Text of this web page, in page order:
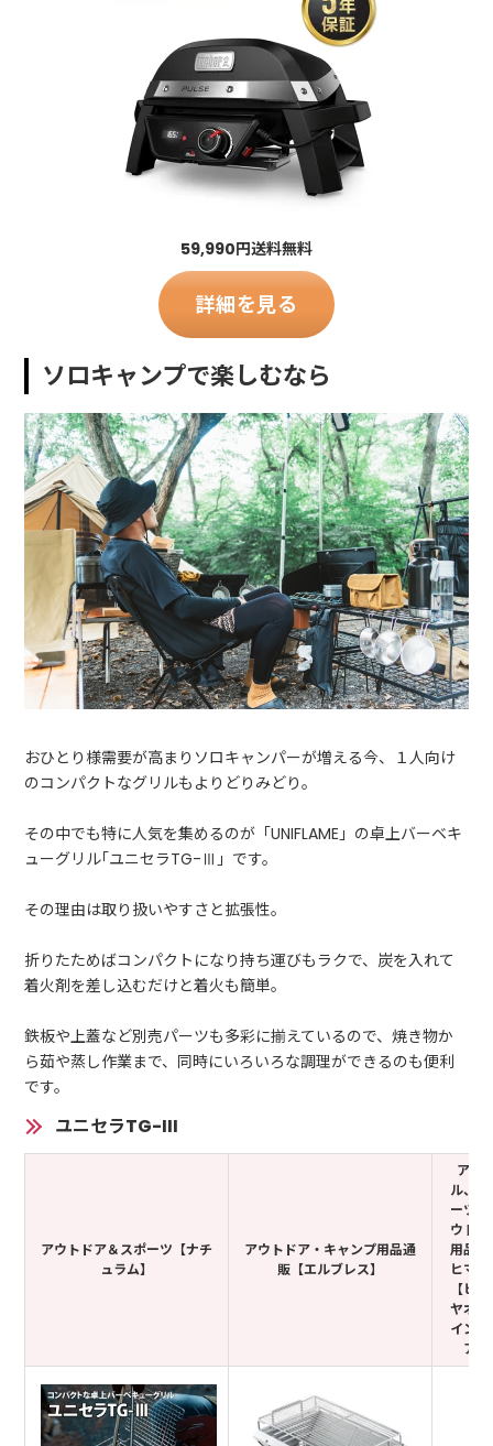
59,990円送料無料
詳細を見る
ソロキャンプで楽しむなら
おひとり様需要が高まりソロキャンパーが増える今、１人向け
のコンパクトなグリルもよりどりみどり。
その中でも特に人気を集めるのが「UNIFLAME」の卓上バーベキ
ューグリル｢ユニセラTG-Ⅲ」です。
その理由は取り扱いやすさと拡張性。
折りたためばコンパクトになり持ち運びもラクで、炭を入れて
着火剤を差し込むだけと着火も簡単。
鉄板や上蓋など別売パーツも多彩に揃えているので、焼き物か
ら茹や蒸し作業まで、同時にいろいろな調理ができるのも便利
です。
ユニセラTG-III
アウトドア＆スポーツ【ナチ
ュラム】
アウトドア・キャンプ用品通
販【エルブレス】
アパ
ル、ス
ーツ、
ウトド
用品な
ヒマ
【ヒ
ヤオン
インス
ア】